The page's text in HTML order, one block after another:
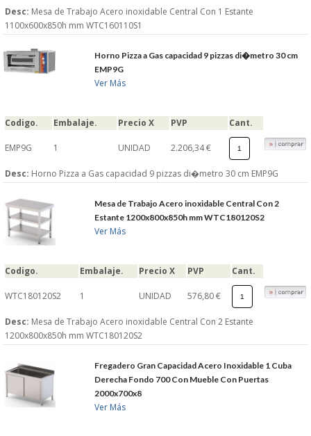
Desc: Mesa de Trabajo Acero inoxidable Central Con 1 Estante
1100x600x850h mm WTC160110S1
Horno Pizza a Gas capacidad 9 pizzas di�metro 30 cm
EMP9G
Ver Más
Codigo. Embalaje. Precio X PVP Cant.
EMP9G 1 UNIDAD 2.206,34 €
Desc: Horno Pizza a Gas capacidad 9 pizzas di�metro 30 cm EMP9G
Mesa de Trabajo Acero inoxidable Central Con 2
Estante 1200x800x850h mm WTC180120S2
Ver Más
Codigo. Embalaje. Precio X PVP Cant.
WTC180120S2 1 UNIDAD 576,80 €
Desc: Mesa de Trabajo Acero inoxidable Central Con 2 Estante
1200x800x850h mm WTC180120S2
Fregadero Gran Capacidad Acero Inoxidable 1 Cuba
Derecha Fondo 700 Con Mueble Con Puertas
2000x700x8
Ver Más